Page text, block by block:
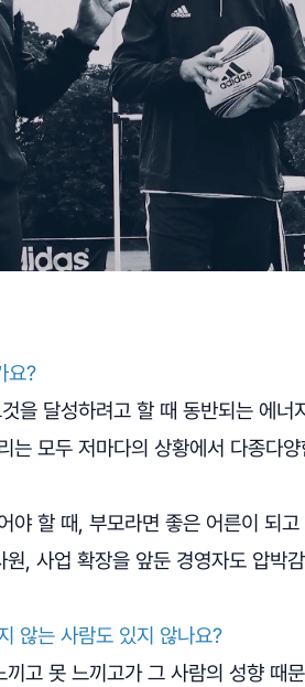
요?
을 달성하려고 할 때 동반되는 에너
는 모두 저마다의 상황에서 다종다
야 할 때, 부모라면 좋은 어른이 되
, 사업 확장을 앞둔 경영자도 압박
않는 사람도 있지 않나요?
고 못 느끼고가 그 사람의 성향 때